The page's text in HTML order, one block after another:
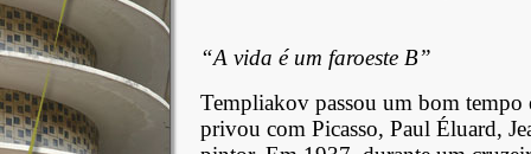
“A vida é um faroeste B”
Templiakov passou um bom tempo
privou com Picasso, Paul Éluard,